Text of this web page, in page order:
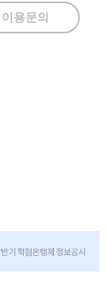
용문의